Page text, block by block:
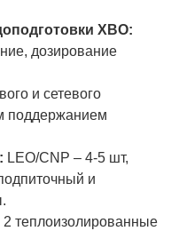
ХВО:
дозирование
и сетевого
поддержанием
LEO/CNP – 4-5 шт,
и
2 теплоизолированные